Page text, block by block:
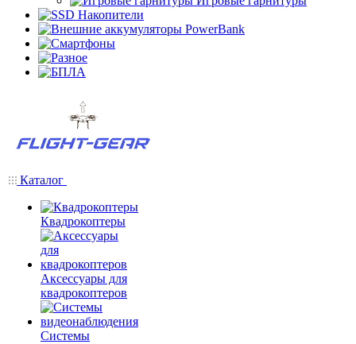
Каталог
Квадрокоптеры
Аксессуары для
квадрокоптеров
Системы